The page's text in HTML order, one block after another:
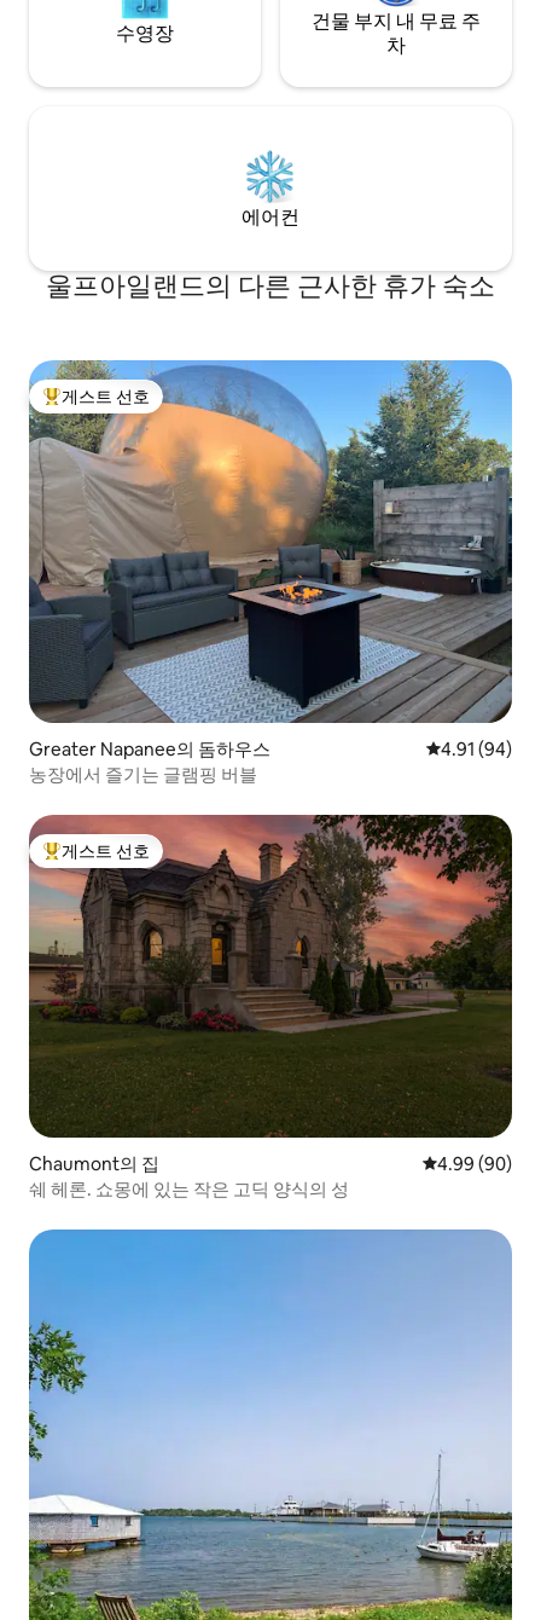
수영장
건물 부지 내 무료 주
차
에어컨
울프아일랜드의 다른 근사한 휴가 숙소
상위 게스트 선호
게스트 선호
Greater Napanee의 돔하우스 평점 4.91점(5
4.91 (94)
농장에서 즐기는 글램핑 버블
상위 게스트 선호
게스트 선호
Chaumont의 집 평점 4.99점(5
4.99 (90)
쉐 헤론. 쇼몽에 있는 작은 고딕 양식의 성